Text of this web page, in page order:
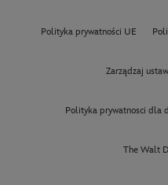
Polityka prywatności UE
Zarządzaj
Polityka prywatnosci dla
The Walt